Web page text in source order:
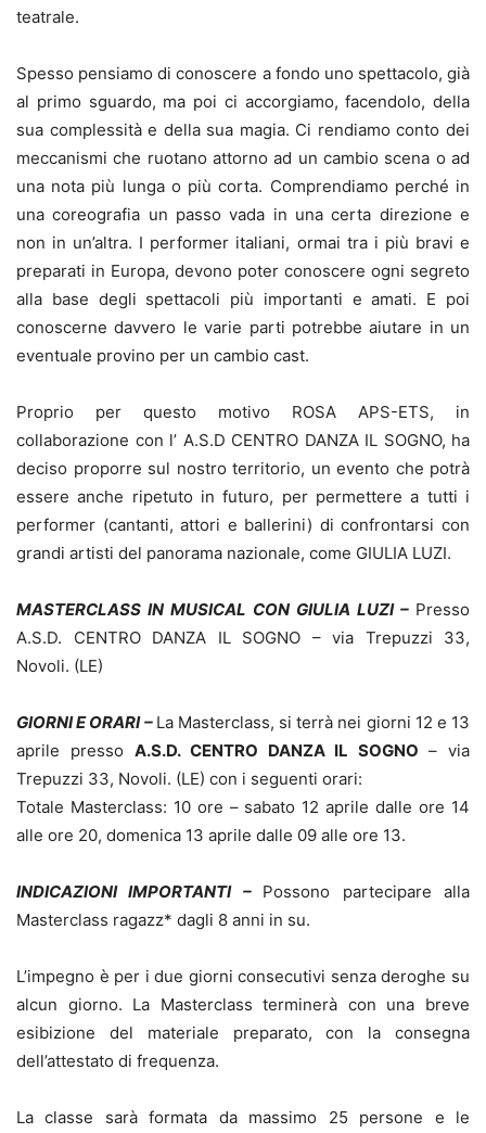
teatrale.
Spesso pensiamo di conoscere a fondo uno spettacolo, già
al primo sguardo, ma poi ci accorgiamo, facendolo, della
sua complessità e della sua magia. Ci rendiamo conto dei
meccanismi che ruotano attorno ad un cambio scena o ad
una nota più lunga o più corta. Comprendiamo perché in
una coreografia un passo vada in una certa direzione e
non in un’altra. I performer italiani, ormai tra i più bravi e
preparati in Europa, devono poter conoscere ogni segreto
alla base degli spettacoli più importanti e amati. E poi
conoscerne davvero le varie parti potrebbe aiutare in un
eventuale provino per un cambio cast.
Proprio per questo motivo ROSA APS-ETS, in
collaborazione con l’ A.S.D CENTRO DANZA IL SOGNO, ha
deciso proporre sul nostro territorio, un evento che potrà
essere anche ripetuto in futuro, per permettere a tutti i
performer (cantanti, attori e ballerini) di confrontarsi con
grandi artisti del panorama nazionale, come GIULIA LUZI.
MASTERCLASS IN MUSICAL CON GIULIA LUZI – Presso
A.S.D. CENTRO DANZA IL SOGNO – via Trepuzzi 33,
Novoli. (LE)
GIORNI E ORARI – La Masterclass, si terrà nei giorni 12 e 13
aprile presso A.S.D. CENTRO DANZA IL SOGNO– via
Trepuzzi 33, Novoli. (LE) con i seguenti orari:
Totale Masterclass: 10 ore – sabato 12 aprile dalle ore 14
alle ore 20, domenica 13 aprile dalle 09 alle ore 13.
INDICAZIONI IMPORTANTI – Possono partecipare alla
Masterclass ragazz* dagli 8 anni in su.
L’impegno è per i due giorni consecutivi senza deroghe su
alcun giorno. La Masterclass terminerà con una breve
esibizione del materiale preparato, con la consegna
dell’attestato di frequenza.
La classe sarà formata da massimo 25 persone e le